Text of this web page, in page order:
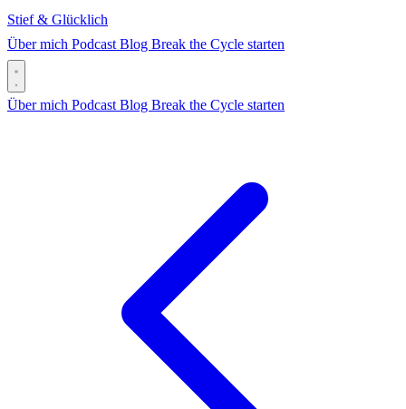
Stief & Glücklich
Über mich Podcast Blog Break the Cycle starten
Über mich Podcast Blog Break the Cycle starten